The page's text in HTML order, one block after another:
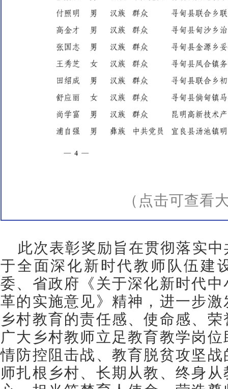
（点击可查看
此次表彰奖励旨在贯彻落实
于全面深化新时代教师队伍建
委、省政府《关于深化新时代
革的实施意见》精神，进一步
乡村教育的责任感、使命感、
广大乡村教师立足教育教学岗
情防控阻击战、教育脱贫攻坚
师扎根乡村、长期从教、终身